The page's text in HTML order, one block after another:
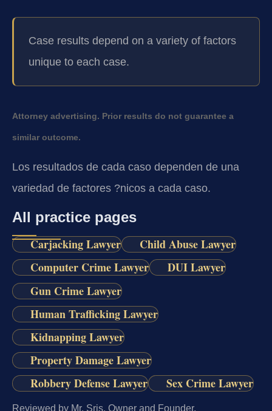
Case results depend on a variety of factors
unique to each case.
Attorney advertising. Prior results do not guarantee a
similar outcome.
Los resultados de cada caso dependen de una
variedad de factores ?nicos a cada caso.
All practice pages
Carjacking Lawyer
Child Abuse Lawyer
Computer Crime Lawyer
DUI Lawyer
Gun Crime Lawyer
Human Trafficking Lawyer
Kidnapping Lawyer
Property Damage Lawyer
Robbery Defense Lawyer
Sex Crime Lawyer
Reviewed by Mr. Sris, Owner and Founder.